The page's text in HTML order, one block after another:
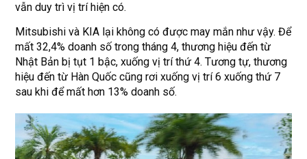
vẫn duy trì vị trí hiện có.
Mitsubishi và KIA lại không có được may mắn như vậy. Để
mất 32,4% doanh số trong tháng 4, thương hiệu đến từ
Nhật Bản bị tụt 1 bậc, xuống vị trí thứ 4. Tương tự, thương
hiệu đến từ Hàn Quốc cũng rơi xuống vị trí 6 xuống thứ 7
sau khi để mất hơn 13% doanh số.